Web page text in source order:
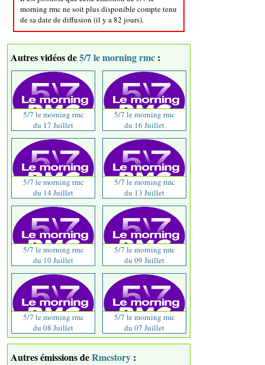
morning rmc ne soit plus disponible compte tenu
de sa date de diffusion (il y a 82 jours).
Autres vidéos de5/7 le morning rmc :
5/7 le morning rmc
du 17 Juillet
5/7 le morning rmc
du 16 Juillet
5/7 le morning rmc
du 14 Juillet
5/7 le morning rmc
du 13 Juillet
5/7 le morning rmc
du 10 Juillet
5/7 le morning rmc
du 09 Juillet
5/7 le morning rmc
du 08 Juillet
5/7 le morning rmc
du 07 Juillet
Autres émissions deRmcstory :